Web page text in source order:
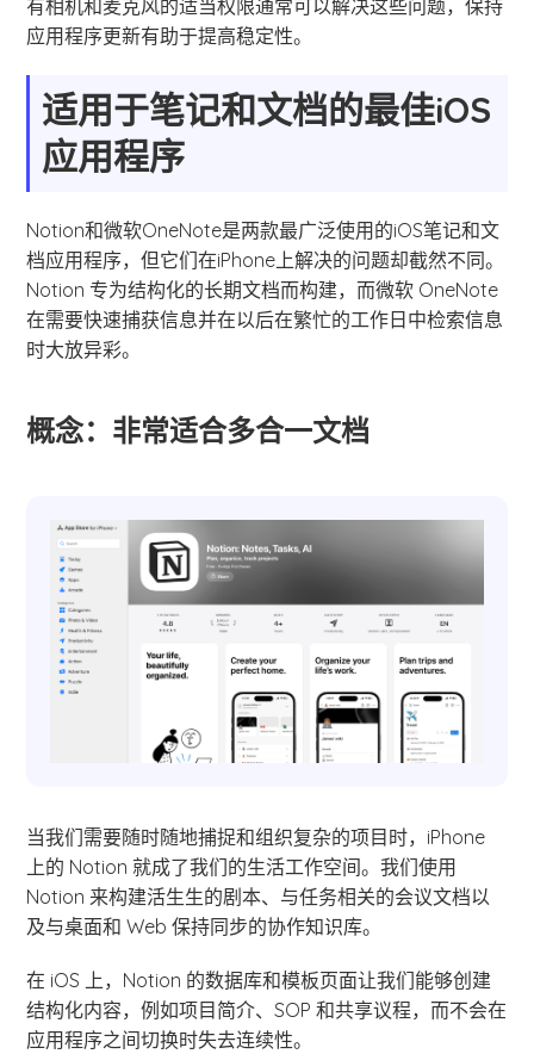
有相机和麦克风的适当权限通常可以解决这些问题，保持
应用程序更新有助于提高稳定性。
适用于笔记和文档的最佳iOS
应用程序
Notion和微软OneNote是两款最广泛使用的iOS笔记和文
档应用程序，但它们在iPhone上解决的问题却截然不同。
Notion 专为结构化的长期文档而构建，而微软 OneNote
在需要快速捕获信息并在以后在繁忙的工作日中检索信息
时大放异彩。
概念：非常适合多合一文档
当我们需要随时随地捕捉和组织复杂的项目时，iPhone
上的 Notion 就成了我们的生活工作空间。我们使用
Notion 来构建活生生的剧本、与任务相关的会议文档以
及与桌面和 Web 保持同步的协作知识库。
在 iOS 上，Notion 的数据库和模板页面让我们能够创建
结构化内容，例如项目简介、SOP 和共享议程，而不会在
应用程序之间切换时失去连续性。